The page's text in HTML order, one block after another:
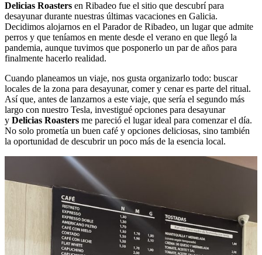
Delicias Roasters en Ribadeo fue el sitio que descubrí para
desayunar durante nuestras últimas vacaciones en Galicia.
Decidimos alojarnos en el Parador de Ribadeo, un lugar que admite
perros y que teníamos en mente desde el verano en que llegó la
pandemia, aunque tuvimos que posponerlo un par de años para
finalmente hacerlo realidad.
Cuando planeamos un viaje, nos gusta organizarlo todo: buscar
locales de la zona para desayunar, comer y cenar es parte del ritual.
Así que, antes de lanzarnos a este viaje, que sería el segundo más
largo con nuestro Tesla, investigué opciones para desayunar
y Delicias Roasters me pareció el lugar ideal para comenzar el día.
No solo prometía un buen café y opciones deliciosas, sino también
la oportunidad de descubrir un poco más de la esencia local.